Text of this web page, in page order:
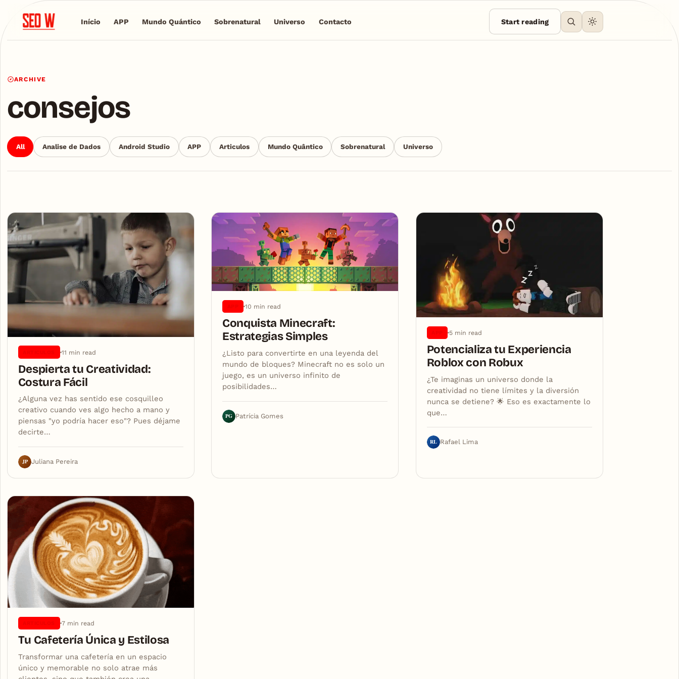
Início APP Mundo Quántico Sobrenatural Universo Contacto Start reading
ARCHIVE
consejos
All Analise de Dados Android Studio APP Articulos Mundo Quântico Sobrenatural Universo
Articles
11 min read
Despierta tu Creatividad:
Costura Fácil
¿Alguna vez has sentido ese cosquilleo
creativo cuando ves algo hecho a mano y
piensas "yo podría hacer eso"? Pues déjame
decirte…
JP Juliana Pereira
10 min read
Conquista Minecraft:
Estrategias Simples
¿Listo para convertirte en una leyenda del
mundo de bloques? Minecraft no es solo un
juego, es un universo infinito de
posibilidades…
PG Patrícia Gomes
5 min read
Potencializa tu Experiencia
Roblox con Robux
¿Te imaginas un universo donde la
creatividad no tiene límites y la diversión
nunca se detiene? 🌟 Eso es exactamente lo
que…
RL Rafael Lima
7 min read
Tu Cafetería Única y Estilosa
Transformar una cafetería en un espacio
único y memorable no solo atrae más